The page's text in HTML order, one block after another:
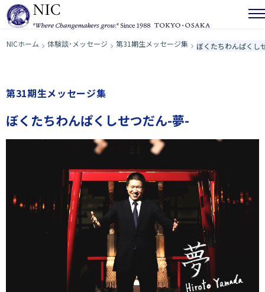
NICホーム 体験談･メッセージ 第31期生メッセージ集 ぼくたちわんぱくし
第31期生メッセージ集
ぼくたちわんぱくしせつだん-夢-